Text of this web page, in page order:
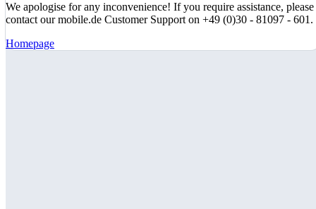
We apologise for any inconvenience! If you require assistance, please
contact our mobile.de Customer Support on +49 (0)30 - 81097 - 601.
Homepage